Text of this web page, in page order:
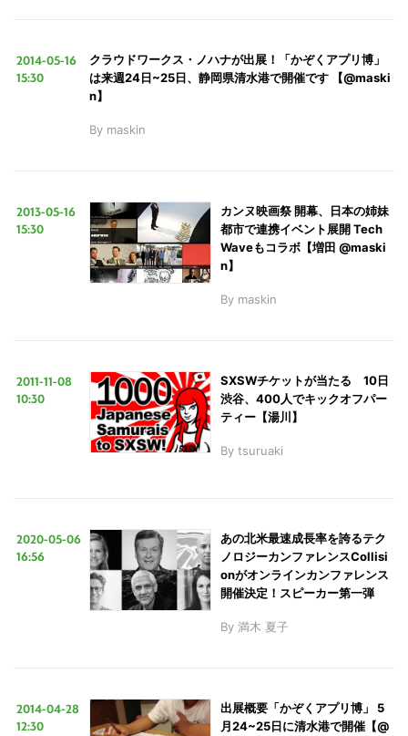
2014-05-16
15:30
クラウドワークス・ノハナが出展！「かぞくアプリ博」
は来週24日~25日、静岡県清水港で開催です 【@maski
n】
By maskin
2013-05-16
15:30
カンヌ映画祭 開幕、日本の姉妹
都市で連携イベント展開 Tech
Waveもコラボ【増田 @maski
n】
By maskin
2011-11-08
10:30
SXSWチケットが当たる 10日
渋谷、400人でキックオフパー
ティー【湯川】
By tsuruaki
2020-05-06
16:56
あの北米最速成長率を誇るテク
ノロジーカンファレンスCollisi
onがオンラインカンファレンス
開催決定！スピーカー第一弾
By 満木 夏子
2014-04-28
12:30
出展概要「かぞくアプリ博」 5
月24~25日に清水港で開催【@